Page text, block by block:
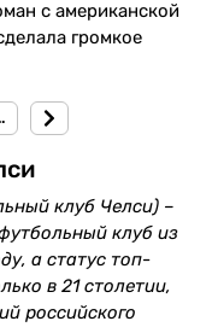
с американской
громкое
клуб Челси) –
клуб из
а статус топ-
в 21 столетии,
российского